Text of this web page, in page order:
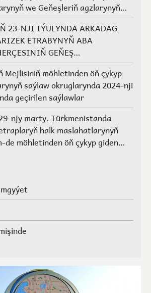
we Geňeşleriň agzlarynyň
23-NJI IÝULYNDA ARKADAG
ETRABYNYŇ ABA
GEŇEŞ
Mejlisiniň möhletinden öň çykyp
saýlaw okruglarynda 2024-nji
geçirilen saýlawlar
njy marty. Türkmenistanda
halk maslahatlarynyň
de möhletinden öň çykyp giden
Geňeşleriň agzalarynyň ýerine